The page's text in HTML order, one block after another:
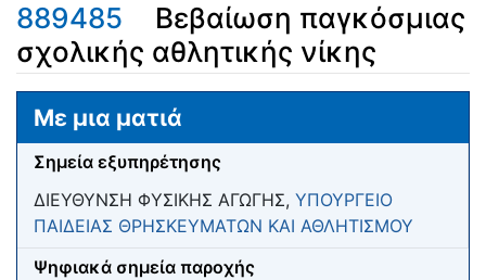
889485
Βεβαίωση παγκόσμιας
σχολικής αθλητικής νίκης
Μετάβαση σε: πλοήγηση
Με μια ματιά
Σημεία εξυπηρέτησης
ΔΙΕΥΘΥΝΣΗ ΦΥΣΙΚΗΣ ΑΓΩΓΗΣ, ΥΠΟΥΡΓΕΙΟ
ΠΑΙΔΕΙΑΣ ΘΡΗΣΚΕΥΜΑΤΩΝ ΚΑΙ ΑΘΛΗΤΙΣΜΟΥ
Ψηφιακά σημεία παροχής